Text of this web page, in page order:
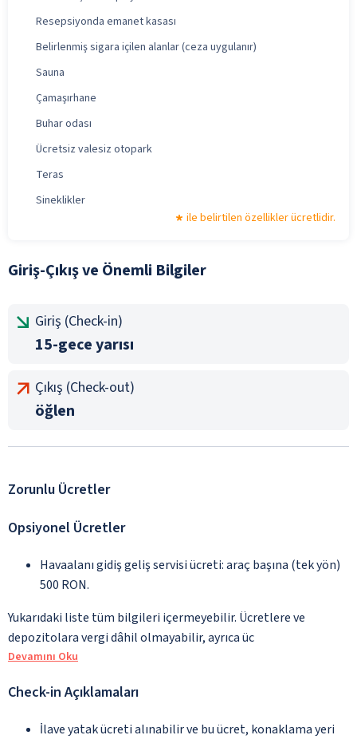
Resepsiyonda emanet kasası
Belirlenmiş sigara içilen alanlar (ceza uygulanır)
Sauna
Çamaşırhane
Buhar odası
Ücretsiz valesiz otopark
Teras
Sineklikler
ile belirtilen özellikler ücretlidir.
Giriş-Çıkış ve Önemli Bilgiler
Giriş (Check-in)
15-gece yarısı
Çıkış (Check-out)
öğlen
Zorunlu Ücretler
Opsiyonel Ücretler
Havaalanı gidiş geliş servisi ücreti: araç başına (tek yön)
500 RON.
Yukarıdaki liste tüm bilgileri içermeyebilir. Ücretlere ve
depozitolara vergi dâhil olmayabilir, ayrıca üc
Devamını Oku
Check-in Açıklamaları
İlave yatak ücreti alınabilir ve bu ücret, konaklama yeri